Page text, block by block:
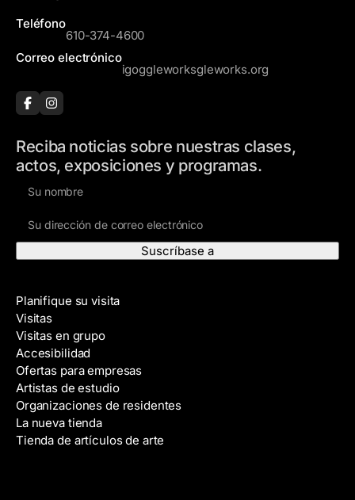
Teléfono
610-374-4600
Correo electrónico
igoggleworksgleworks.org
Reciba noticias sobre nuestras clases,
actos, exposiciones y programas.
c
i
ó
n
d
e
c
o
r
Planifique su visita
Visitas
Visitas en grupo
Accesibilidad
Ofertas para empresas
Artistas de estudio
Organizaciones de residentes
La nueva tienda
Tienda de artículos de arte